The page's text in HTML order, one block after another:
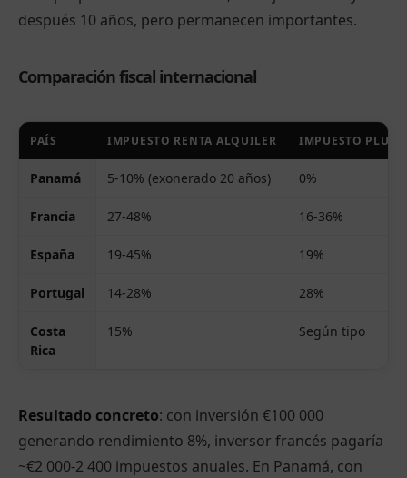
después 10 años, pero permanecen importantes.
Comparación fiscal internacional
PAÍS IMPUESTO RENTA ALQUILER IMPUESTO PLUS-
Panamá 5-10% (exonerado 20 años) 0%
Francia 27-48% 16-36%
España 19-45% 19%
Portugal 14-28% 28%
Costa
Rica
15% Según tipo
Resultado concreto: con inversión €100 000
generando rendimiento 8%, inversor francés pagaría
~€2 000-2 400 impuestos anuales. En Panamá, con